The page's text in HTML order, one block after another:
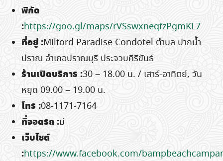
พิกัด
:https://goo.gl/maps/rVSswxneqfzPgmKL7
ที่อยู่:Milford Paradise Condotel ตำบล ปากน้ำ
ปราณ อำเภอปราณบุรี ประจวบคีรีขันธ์
ร้านเปิดบริการ :30 – 18.00 น. / เสาร์-อาทิตย์, วัน
หยุด 09.00 – 19.00 น.
โทร:08-1171-7164
ที่จอดรถ:มี
เว็บไซต์
:https://www.facebook.com/